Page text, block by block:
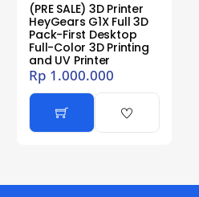
(PRE SALE) 3D Printer
HeyGears G1X Full 3D
Pack-First Desktop
Full-Color 3D Printing
and UV Printer
Rp 1.000.000